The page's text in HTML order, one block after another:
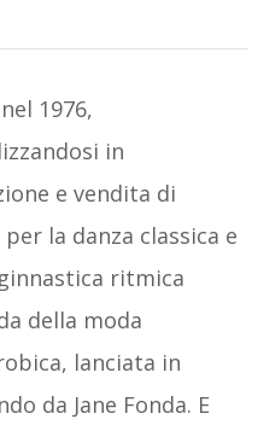
1976,
in
e vendita di
la danza classica e
ritmica
della moda
lanciata in
da Jane Fonda. E